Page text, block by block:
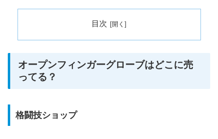
目次
オープンフィンガーグローブはどこに売
ってる？
格闘技ショップ